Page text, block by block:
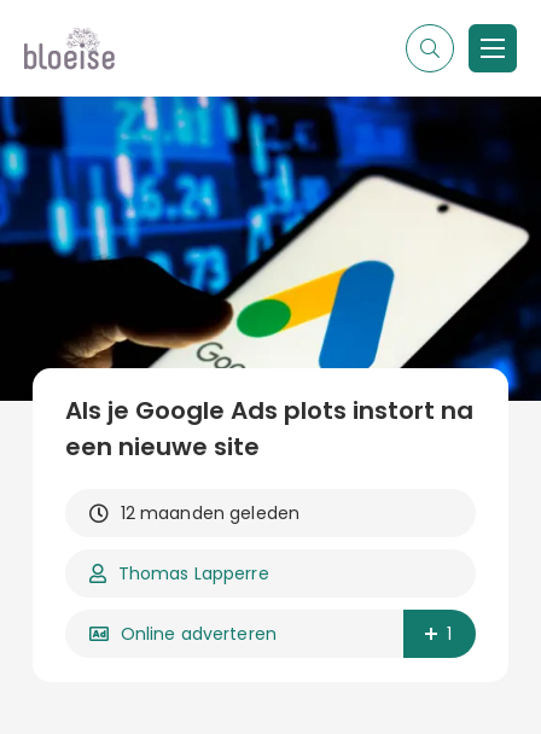
Contentmarketing
Online marketing
Branches
Alle soorten artikelen
Alle topics
Als je Google Ads plots instort na
een nieuwe site
12 maanden geleden
Thomas Lapperre
Online adverteren 1